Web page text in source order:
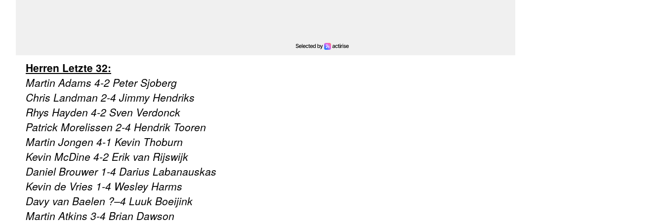
Herren Letzte 32:
Martin Adams 4-2 Peter Sjoberg
Chris Landman 2-4 Jimmy Hendriks
Rhys Hayden 4-2 Sven Verdonck
Patrick Morelissen 2-4 Hendrik Tooren
Martin Jongen 4-1 Kevin Thoburn
Kevin McDine 4-2 Erik van Rijswijk
Daniel Brouwer 1-4 Darius Labanauskas
Kevin de Vries 1-4 Wesley Harms
Davy van Baelen ?–4 Luuk Boeijink
Martin Atkins 3-4 Brian Dawson